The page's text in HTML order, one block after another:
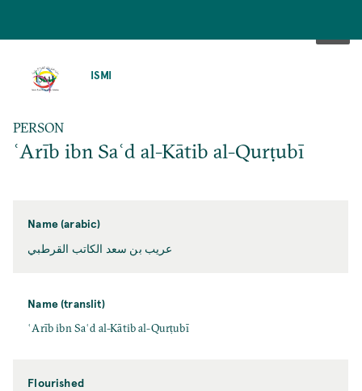
ISMI
PERSON
ʿArīb ibn Saʿd al-Kātib al-Qurṭubī
Name (arabic)
عريب بن سعد الكاتب القرطبي
Name (translit)
ʿArīb ibn Saʿd al-Kātib al-Qurṭubī
Flourished